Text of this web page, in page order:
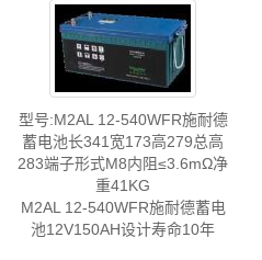
型号:M2AL 12-540WFR施耐德
蓄电池长341宽173高279总高
283端子形式M8内阻≤3.6mΩ净
重41KG
M2AL 12-540WFR施耐德蓄电
池12V150AH设计寿命10年